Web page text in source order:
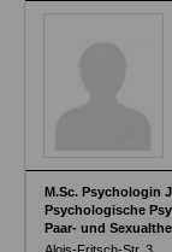
M.Sc. Psychologin
Psychologische
Paar- und